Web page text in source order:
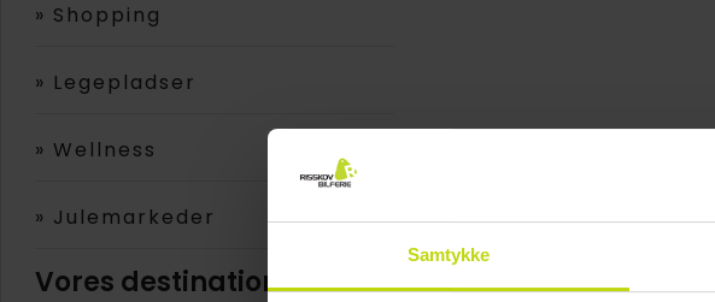
Samtykke
» Shopping
» Legepladser
» Wellness
» Julemarkeder
Vores destinationer